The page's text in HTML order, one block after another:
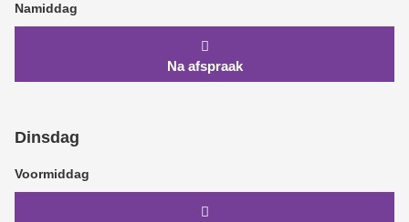
Namiddag
Na afspraak
Dinsdag
Voormiddag